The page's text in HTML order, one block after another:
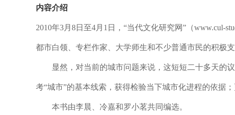
内容介绍
2010年3月8日至4月1日，“当代文化研究网”（www.cul-
都市白领、专栏作家、大学师生和不少普通市民的积极
显然，对当前的城市问题来说，这短短二十多天的议
考“城市”的基本线索，获得检验当下城市化进程的依据
本书由李晨、冷嘉和罗小茗共同编选。